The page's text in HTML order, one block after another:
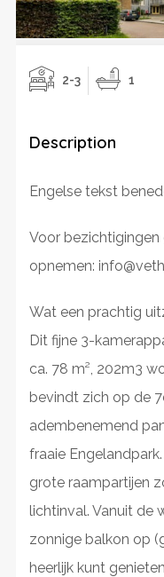
2-3 1
Description
Engelse tekst
Voor
opnemen:
Wat een prachtig
Dit fijne 3-
ca. 78 m², 202m3
bevindt zich op de
adembenemend
fraaie
grote raampartijen
lichtinval. Vanuit de
zonnige balkon op
heerlijk kunt